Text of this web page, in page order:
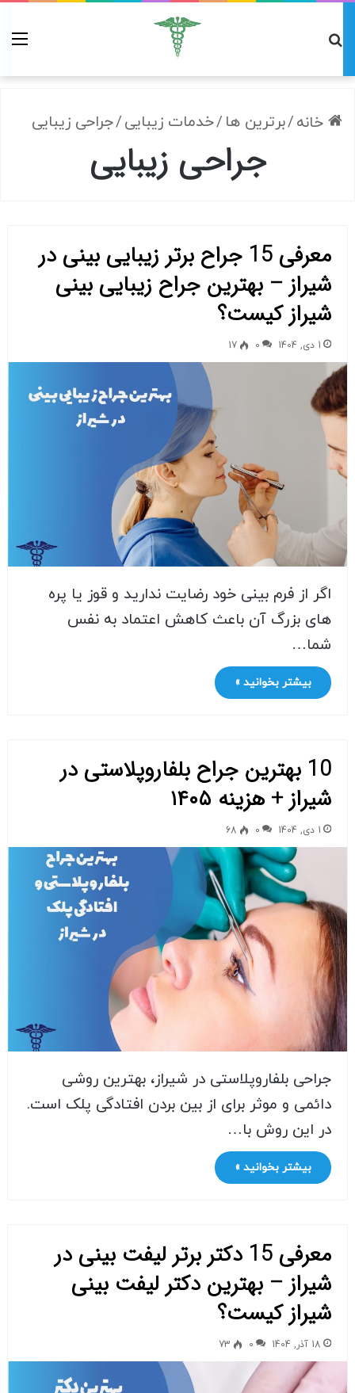
خانه/برترین ها /خدمات زیبایی/جراحی زیبایی
جراحی زیبایی
معرفی 15 جراح برتر زیبایی بینی در
شیراز – بهترین جراح زیبایی بینی
شیراز کیست؟
1 دی, 1404 0
17
اگر از فرم بینی خود رضایت ندارید و قوز یا پره
های بزرگ آن باعث کاهش اعتماد به نفس
شما…
بیشتر بخوانید »
10 بهترین جراح بلفاروپلاستی در
شیراز + هزینه ۱۴۰۵
1 دی, 1404 0
68
جراحی بلفاروپلاستی در شیراز، بهترین روشی
دائمی و موثر برای از بین بردن افتادگی پلک است.
در این روش با…
بیشتر بخوانید »
معرفی 15 دکتر برتر لیفت بینی در
شیراز – بهترین دکتر لیفت بینی
شیراز کیست؟
18 آذر, 1404 0
73